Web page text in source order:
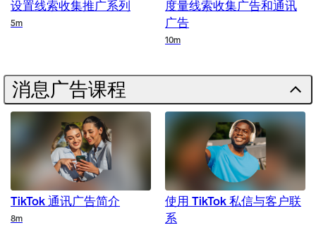
设置线索收集推广系列
Duration
5m
度量线索收集广告和通讯
广告
10m
消息广告课程
TikTok 通讯广告简介
Duration
8m
使用 TikTok 私信与客户联
系